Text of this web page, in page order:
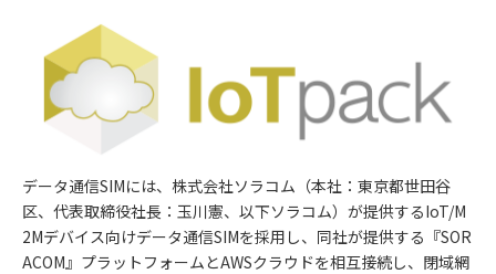
データ通信SIMには、株式会社ソラコム（本社：東京都世田谷
区、代表取締役社長：玉川憲、以下ソラコム）が提供するIoT/M
2Mデバイス向けデータ通信SIMを採用し、同社が提供する『SOR
ACOM』プラットフォームとAWSクラウドを相互接続し、閉域網